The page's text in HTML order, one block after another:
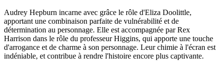
Audrey Hepburn incarne avec grâce le rôle d'Eliza Doolittle,
apportant une combinaison parfaite de vulnérabilité et de
détermination au personnage. Elle est accompagnée par Rex
Harrison dans le rôle du professeur Higgins, qui apporte une touche
d'arrogance et de charme à son personnage. Leur chimie à l'écran est
indéniable, et contribue à rendre l'histoire encore plus captivante.